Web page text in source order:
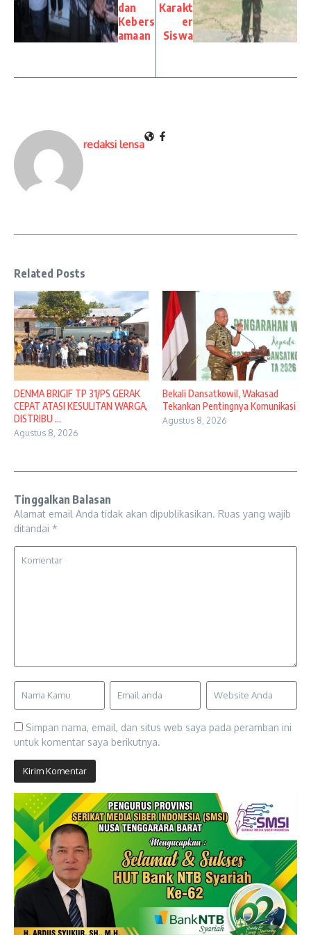
dan
Kebers
amaan
Karakt
er
Siswa
redaksi lensa
Related Posts
DENMA BRIGIF TP 31/PS GERAK
CEPAT ATASI KESULITAN WARGA,
DISTRIBU ...
Agustus 8, 2026
Bekali Dansatkowil, Wakasad
Tekankan Pentingnya Komunikasi
Agustus 8, 2026
Tinggalkan Balasan
Alamat email Anda tidak akan dipublikasikan. Ruas yang wajib
ditandai *
Simpan nama, email, dan situs web saya pada peramban ini
untuk komentar saya berikutnya.